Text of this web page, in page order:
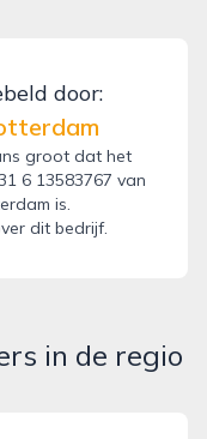
door:
groot dat het
6 13583767 van
is.
dit bedrijf.
in de regio